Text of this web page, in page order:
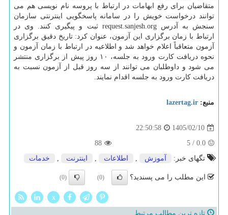
متقاضیان برای رفع ابهامات در ارتباط با پروسه نام نویسی هم می
توانند درخواست خویش را در سامانه پاسخگویی اینترنتی سازمان
سنجش به آدرس request.sanjesh.org ثبت و پیگیری کنند. وی در
ارتباط با زمان برگزاری این آزمون، عنوان کرد: تاریخ دقیق برگزاری
آزمون متعاقباً اعلام خواهد شد و اطلاعیه در ارتباط با زمان آزمون و
نحوه دریافت کارت ورود به جلسه، ۱۰ روز پیش از برگزاری منتشر
می شود و داوطلبان می توانند از سه روز قبل از آزمون نسبت به
دریافت کارت ورود به جلسه اقدام نمایند.
منبع: lazertag.ir
1405/02/10
22:50:58
0.0
/
5
88
تگهای خبر:
آموزش , اطلاعات , اینترنت , خدمات
این مطلب را می پسندید؟ (0)
(0)
x
تازه ترین مطالب مرتبط